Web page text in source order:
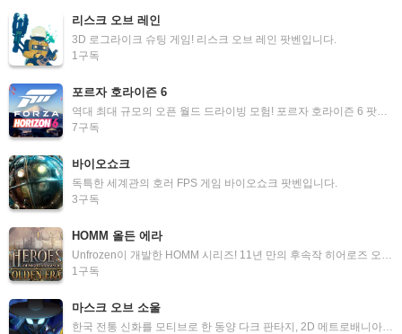
리스크 오브 레인
3D 로그라이크 슈팅 게임! 리스크 오브 레인 팟벤입니다.
1구독
포르자 호라이즌 6
역대 최대 규모의 오픈 월드 드라이빙 모험! 포르자 호라이즌 6 팟벤입니다.
7구독
바이오쇼크
독특한 세계관의 호러 FPS 게임 바이오쇼크 팟벤입니다.
3구독
HOMM 올든 에라
Unfrozen이 개발한 HOMM 시리즈! 11년 만의 후속작 히어로즈 오브 마이트 앤 매직: 올든 에라 팟벤입니다
1구독
마스크 오브 소울
한국 전통 신화를 모티브로 한 동양 다크 판타지, 2D 메트로배니아 액션 어드벤처입니다